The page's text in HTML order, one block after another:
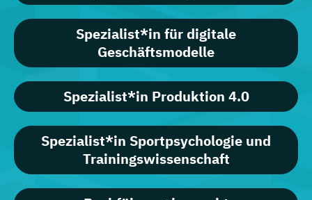
Spezialist*in für digitale
Geschäftsmodelle
Spezialist*in Produktion 4.0
Spezialist*in Sportpsychologie und
Trainingswissenschaft